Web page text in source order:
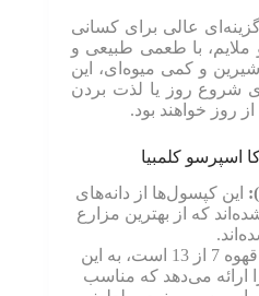
عالی برای کسانی
با طعمی طبیعی و
و کمی میوه‌ای، این
شروع روز یا لذت بردن
روز خواهند بود.
کلمبیا
این کپسول‌ها از دانه‌های
شده‌اند که از بهترین مزارع
میزان شدت این قهوه 7 از 13 است، به این
ارائه می‌دهد که مناسب